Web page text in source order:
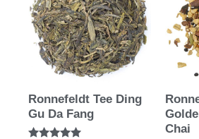
Ronnefeldt Tee Ding
Gu Da Fang
Chai